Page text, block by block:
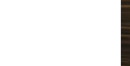
《BTS厳戒